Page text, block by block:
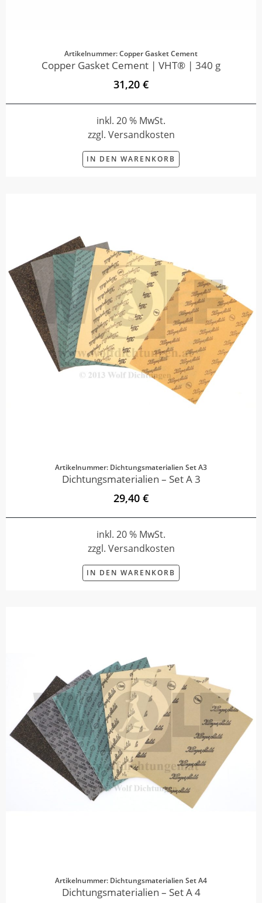
Artikelnummer: Copper Gasket Cement
Copper Gasket Cement | VHT® | 340 g
31,20 €
inkl. 20 % MwSt.
zzgl. Versandkosten
IN DEN WARENKORB
Artikelnummer: Dichtungsmaterialien Set A3
Dichtungsmaterialien – Set A 3
29,40 €
inkl. 20 % MwSt.
zzgl. Versandkosten
IN DEN WARENKORB
Artikelnummer: Dichtungsmaterialien Set A4
Dichtungsmaterialien – Set A 4